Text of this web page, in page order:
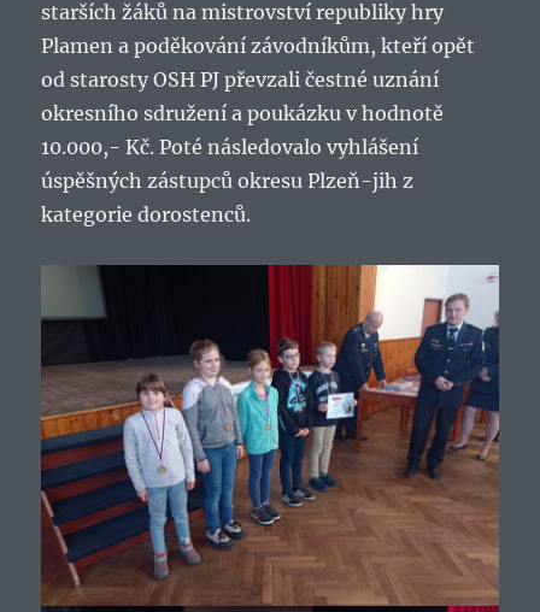
starších žáků na mistrovství republiky hry
Plamen a poděkování závodníkům, kteří opět
od starosty OSH PJ převzali čestné uznání
okresního sdružení a poukázku v hodnotě
10.000,- Kč. Poté následovalo vyhlášení
úspěšných zástupců okresu Plzeň-jih z
kategorie dorostenců.